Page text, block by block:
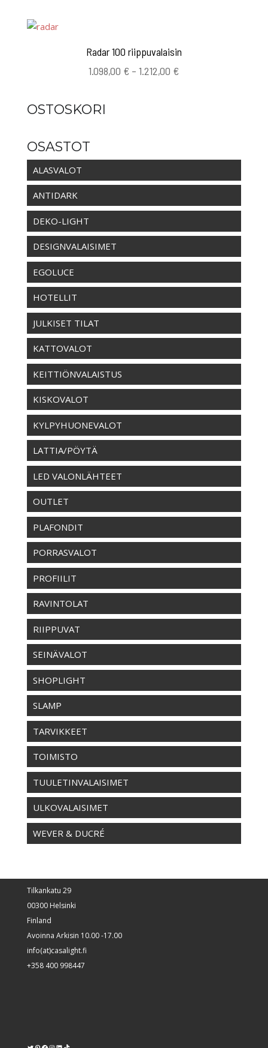
Radar 100 riippuvalaisin
1.098,00 € – 1.212,00 €Hintaluokka:
OSTOSKORI
OSASTOT
ALASVALOT
ANTIDARK
DEKO-LIGHT
DESIGNVALAISIMET
EGOLUCE
HOTELLIT
JULKISET TILAT
KATTOVALOT
KEITTIÖNVALAISTUS
KISKOVALOT
KYLPYHUONEVALOT
LATTIA/PÖYTÄ
LED VALONLÄHTEET
OUTLET
PLAFONDIT
PORRASVALOT
PROFIILIT
RAVINTOLAT
RIIPPUVAT
SEINÄVALOT
SHOPLIGHT
SLAMP
TARVIKKEET
TOIMISTO
TUULETINVALAISIMET
ULKOVALAISIMET
WEVER & DUCRÉ
Tilkankatu 29
00300 Helsinki
Finland
Avoinna Arkisin 10.00 -17.00
info(at)casalight.fi
+358 400 998447